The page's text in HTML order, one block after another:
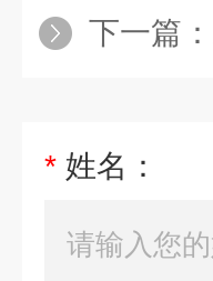
下一篇：
* 姓名：